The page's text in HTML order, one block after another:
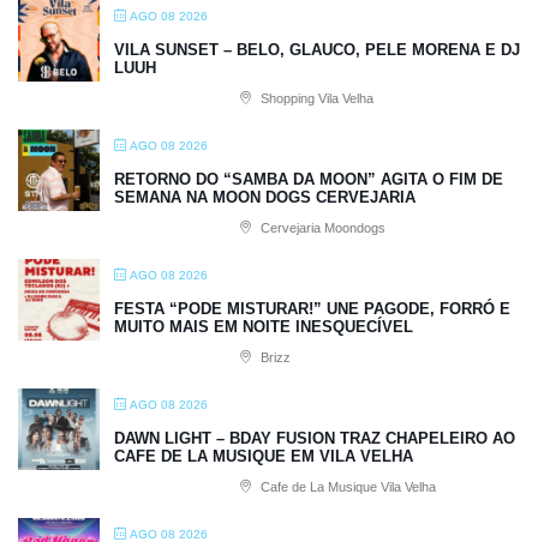
AGO 08 2026
VILA SUNSET – BELO, GLAUCO, PELE MORENA E DJ
LUUH
Shopping Vila Velha
AGO 08 2026
RETORNO DO “SAMBA DA MOON” AGITA O FIM DE
SEMANA NA MOON DOGS CERVEJARIA
Cervejaria Moondogs
AGO 08 2026
FESTA “PODE MISTURAR!” UNE PAGODE, FORRÓ E
MUITO MAIS EM NOITE INESQUECÍVEL
Brizz
AGO 08 2026
DAWN LIGHT – BDAY FUSION TRAZ CHAPELEIRO AO
CAFE DE LA MUSIQUE EM VILA VELHA
Cafe de La Musique Vila Velha
AGO 08 2026